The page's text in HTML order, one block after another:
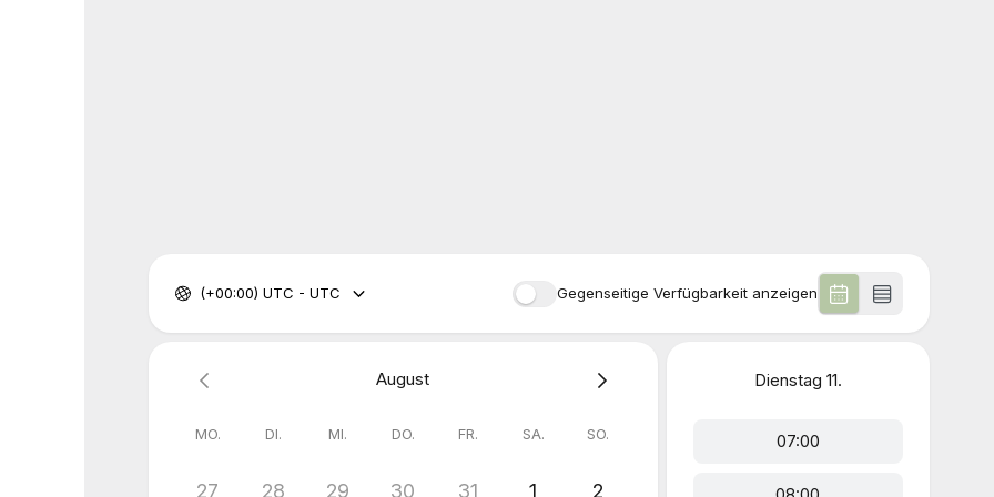
Gegenseitige Verfügbarkeit anzeigen
(+00:00) UTC - UTC
August
MO. DI. MI. DO. FR. SA. SO.
27 28 29 30 31 1 2
Dienstag 11.
07:00